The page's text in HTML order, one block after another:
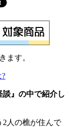
ます。
』の中で紹介し
人の樵が住んで